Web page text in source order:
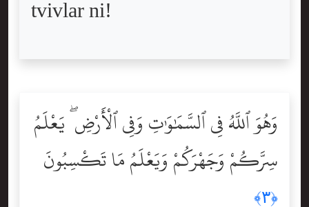
tvivlar ni!
وَهُوَ ٱللَّهُ فِى ٱلسَّمَٰوَٰتِ وَفِى ٱلْأَرْضِ ۖ يَعْلَمُ
سِرَّكُمْ وَجَهْرَكُمْ وَيَعْلَمُ مَا تَكْسِبُونَ
﴿٣﴾